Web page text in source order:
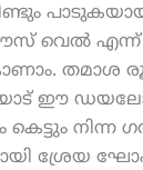
വെൽ എന്ന്
തമാശ
ഈ
കെട്ടും നിന്ന
ശ്രേയ